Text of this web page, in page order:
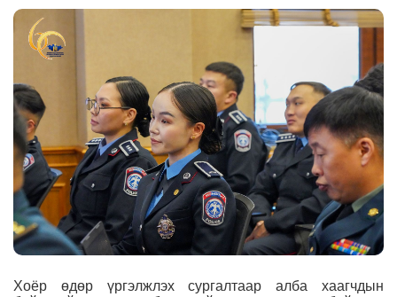
Хоёр өдөр үргэлжлэх сургалтаар алба хаагчдын